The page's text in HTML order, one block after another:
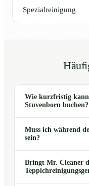
Spezialreinigung
Wie kurzfristig
Stuvenborn buchen?
Muss ich während
sein?
Bringt Mr. Cleaner